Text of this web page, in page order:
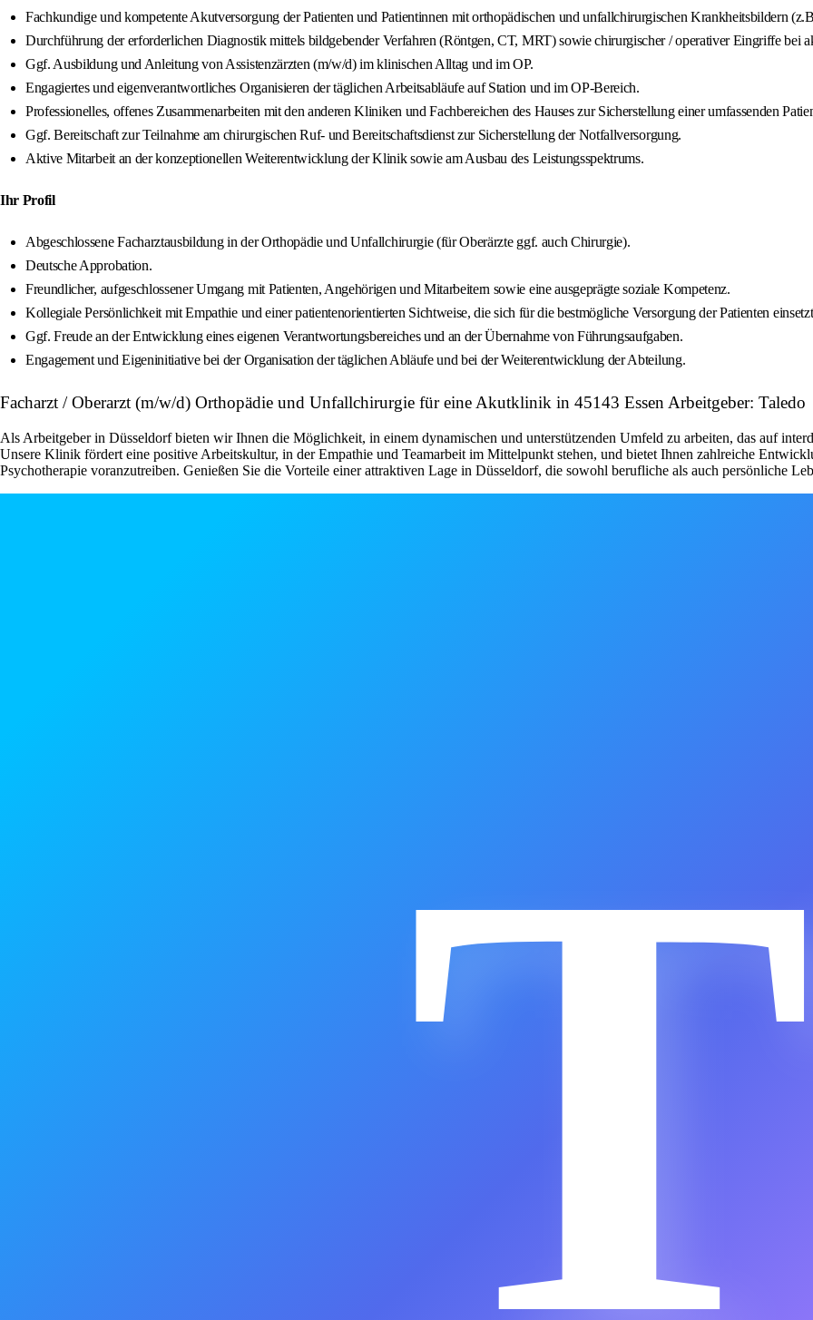
Fachkundige und kompetente Akutversorgung der Patienten und Patientinnen mit orthopädischen und unfallchirurgischen Krankheitsbildern
Durchführung der erforderlichen Diagnostik mittels bildgebender Verfahren (Röntgen, CT, MRT) sowie chirurgischer / operativer Eingriffe bei
Ggf. Ausbildung und Anleitung von Assistenzärzten (m/w/d) im klinischen Alltag und im OP.
Engagiertes und eigenverantwortliches Organisieren der täglichen Arbeitsabläufe auf Station und im OP-Bereich.
Professionelles, offenes Zusammenarbeiten mit den anderen Kliniken und Fachbereichen des Hauses zur Sicherstellung einer umfassenden
Ggf. Bereitschaft zur Teilnahme am chirurgischen Ruf- und Bereitschaftsdienst zur Sicherstellung der Notfallversorgung.
Aktive Mitarbeit an der konzeptionellen Weiterentwicklung der Klinik sowie am Ausbau des Leistungsspektrums.
Ihr Profil
Abgeschlossene Facharztausbildung in der Orthopädie und Unfallchirurgie (für Oberärzte ggf. auch Chirurgie).
Deutsche Approbation.
Freundlicher, aufgeschlossener Umgang mit Patienten, Angehörigen und Mitarbeitern sowie eine ausgeprägte soziale Kompetenz.
Kollegiale Persönlichkeit mit Empathie und einer patientenorientierten Sichtweise, die sich für die bestmögliche Versorgung der Patienten
Ggf. Freude an der Entwicklung eines eigenen Verantwortungsbereiches und an der Übernahme von Führungsaufgaben.
Engagement und Eigeninitiative bei der Organisation der täglichen Abläufe und bei der Weiterentwicklung der Abteilung.
Facharzt / Oberarzt (m/w/d) Orthopädie und Unfallchirurgie für eine Akutklinik in 45143 Essen Arbeitgeber: Taledo
Als Arbeitgeber in Düsseldorf bieten wir Ihnen die Möglichkeit, in einem dynamischen und unterstützenden Umfeld zu arbeiten, das auf
Unsere Klinik fördert eine positive Arbeitskultur, in der Empathie und Teamarbeit im Mittelpunkt stehen, und bietet Ihnen zahlreiche
Psychotherapie voranzutreiben. Genießen Sie die Vorteile einer attraktiven Lage in Düsseldorf, die sowohl berufliche als auch persönliche
T